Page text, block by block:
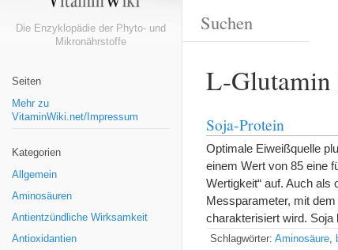
Die Enzyklopädie der Phyto- und
Mikronährstoffe
Seiten
Mehr zu
VitaminWiki.net/Impressum
Kategorien
Allgemein
Aminosäuren
Antientzündliche Wirksamkeit
Antioxidantien
L-
Soja-Protein
Optimale Eiweißquelle
einem Wert von 85 eine
Wertigkeit“ auf. Auch
Messparameter, mit
charakterisiert wird.
Schlagwörter: Aminosäure,